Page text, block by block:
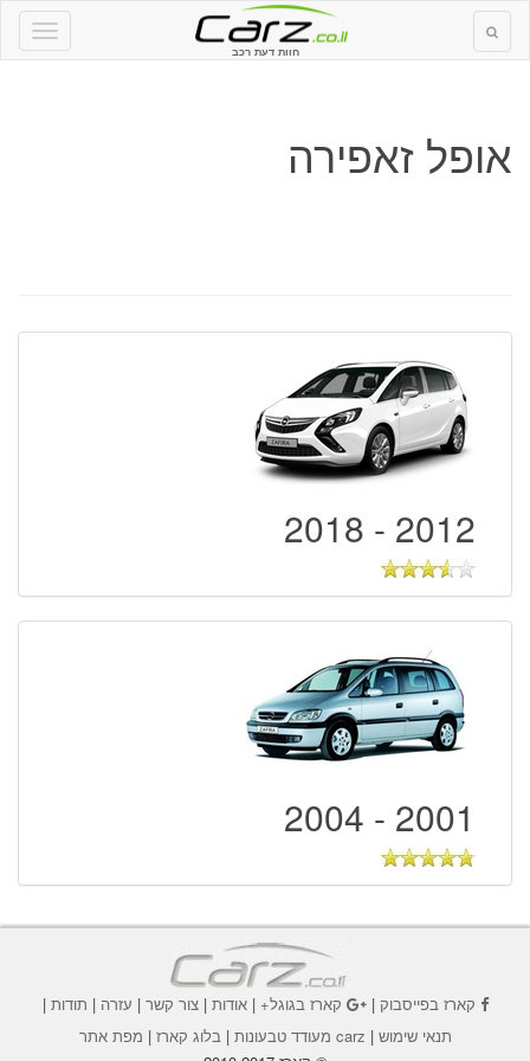
חוות דעת רכב
אופל זאפירה
2012 - 2018
2001 - 2004
קארז בפייסבוק| קארז בגוגל+|אודות |צור קשר | עזרה | תודות |
תנאי שימוש | carz מעודד טבעונות | בלוג קארז | מפת אתר